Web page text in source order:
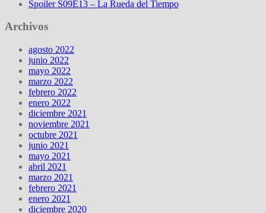
Spoiler S09E13 – La Rueda del Tiempo
Archivos
agosto 2022
junio 2022
mayo 2022
marzo 2022
febrero 2022
enero 2022
diciembre 2021
noviembre 2021
octubre 2021
junio 2021
mayo 2021
abril 2021
marzo 2021
febrero 2021
enero 2021
diciembre 2020